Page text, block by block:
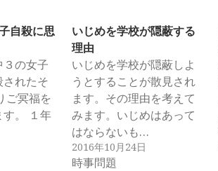
自殺に思
の女子
れたそ
ご冥福を
す。 １年
いじめを学校が隠蔽する
理由
いじめを学校が隠蔽しよ
うとすることが散見され
ます。その理由を考えて
みます。いじめはあって
はならないも…
2016年10月24日
時事問題